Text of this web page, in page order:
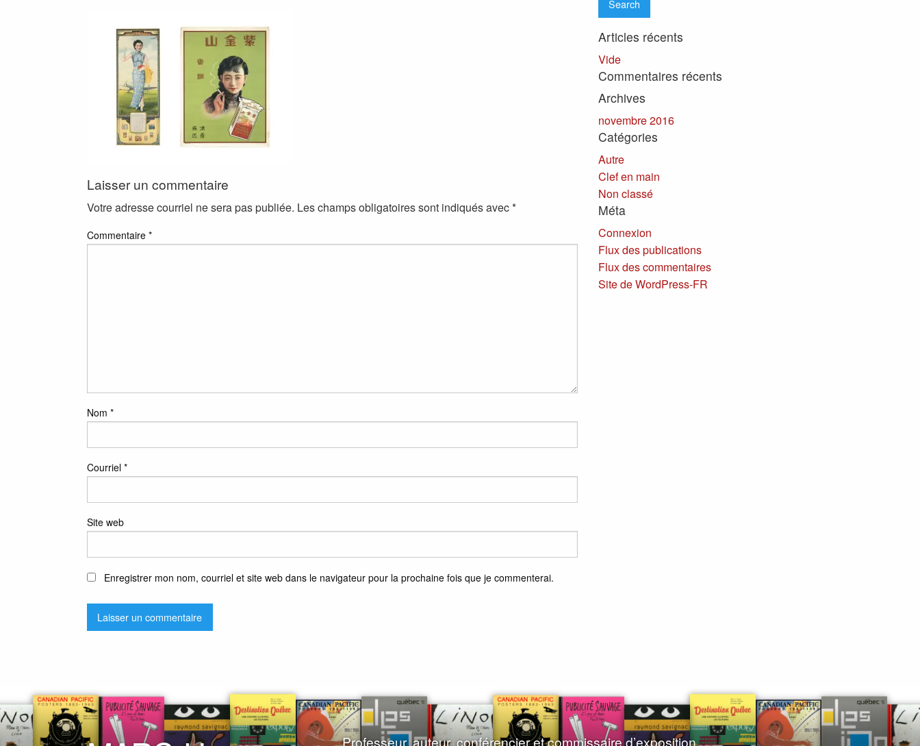
Laisser un commentaire
Votre adresse courriel ne sera pas publiée. Les champs obligatoires sont indiqués avec*
Commentaire *
Nom *
Courriel *
Site web
Enregistrer mon nom, courriel et site web dans le navigateur pour la prochaine fois que je commenterai.
Articles récents
Vide
Commentaires récents
Archives
novembre 2016
Catégories
Autre
Clef en main
Non classé
Méta
Connexion
Flux des publications
Flux des commentaires
Site de WordPress-FR
Professeur, auteur, conférencier et commissaire d’exposition